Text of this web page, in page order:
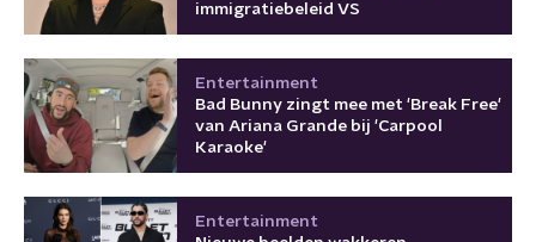
immigratiebeleid VS
Entertainment
Bad Bunny zingt mee met 'Break Free'
van Ariana Grande bij 'Carpool
Karaoke'
Entertainment